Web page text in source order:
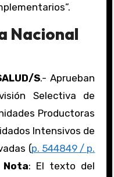
Nacional
S.- Aprueban
Selectiva de
Productoras
Intensivos de
(p. 544849 / p.
Nota: El texto del